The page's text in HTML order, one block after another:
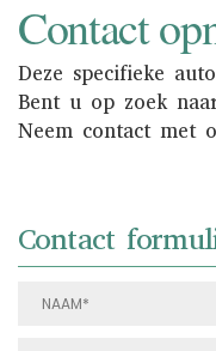
Contact
Deze specifieke
Bent u op zoek
Neem contact met
Contact